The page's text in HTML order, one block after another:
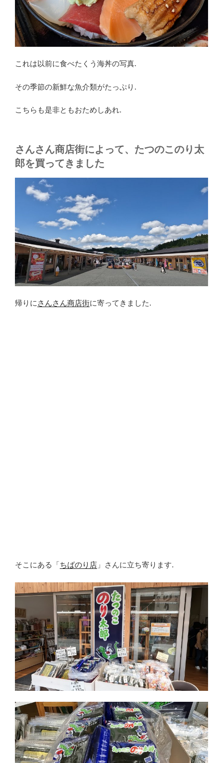
これは以前に食べたくう海丼の写真.
その季節の新鮮な魚介類がたっぷり.
こちらも是非ともおためしあれ.
さんさん商店街によって、たつのこのり太
郎を買ってきました
帰りに さんさん商店街に寄ってきました.
そこにある「ちばのり店 」さんに立ち寄ります.